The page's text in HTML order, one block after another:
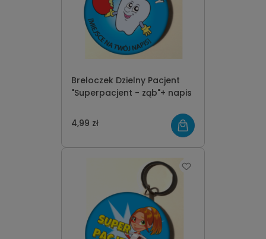
Breloczek Dzielny Pacjent
"Superpacjent - ząb"+ napis
4,99 zł